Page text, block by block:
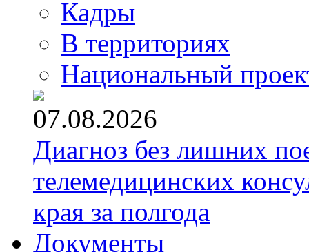
Кадры
В территориях
Национальный
07.08.2026
Диагноз без лишних
телемедицинских
края за полгода
Документы